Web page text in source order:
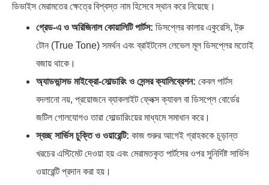
ডিভাইস মেরামতের ক্ষেত্রে বিশ্বস্ত নাম হিসেবে স্থান করে নিয়েছে।
গ্রেড-এ ও অরিজিনাল কোয়ালিটি পার্টস: ডিসপ্লের কালার একুরেসি, ট্রু
টোন (True Tone) সমর্থন এবং ব্রাইটনেস লেভেল মূল ডিসপ্লের মতোই
বজায় থাকে।
অ্যাডভান্সড মাইক্রো-সোল্ডারিং ও সেন্সর ক্যালিব্রেশন: কেবল পার্টস
বদলানো নয়, প্রয়োজনে ব্যাকলাইট ফ্লেক্স ক্যাবল বা ডিসপ্লে বোর্ডের
জটিল গোলযোগও তারা সোল্ডারিংয়ের মাধ্যমে সমাধান করে।
স্বচ্ছ সার্ভিস চুক্তি ও ওয়ারেন্টি: কাজ শুরুর আগেই গ্রাহককে চূড়ান্ত
খরচের এস্টিমেট দেওয়া হয় এবং মেরামতকৃত পার্টসের ওপর সুনির্দিষ্ট সার্ভিস
ওয়ারেন্টি প্রদান করা হয়।